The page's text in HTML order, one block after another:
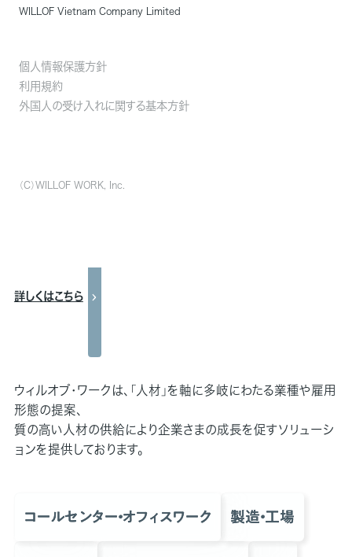
WILLOF Vietnam Company Limited
個人情報保護方針
利用規約
外国人の受け入れに関する基本方針
（C）WILLOF WORK, Inc.
企業の課題を解決する
詳しくはこちら
ウィルオブ・ワークは、「人材」を軸に多岐にわたる業種や雇用
形態の提案、
質の高い人材の供給により企業さまの成長を促すソリューシ
ョンを提供しております。
コールセンター・オフィスワーク 製造・工場